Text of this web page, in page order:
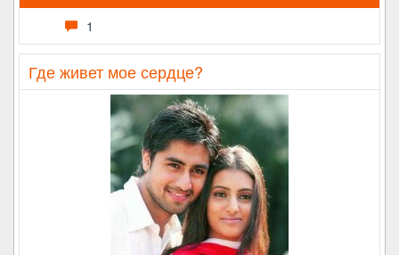
1
Где живет мое сердце?